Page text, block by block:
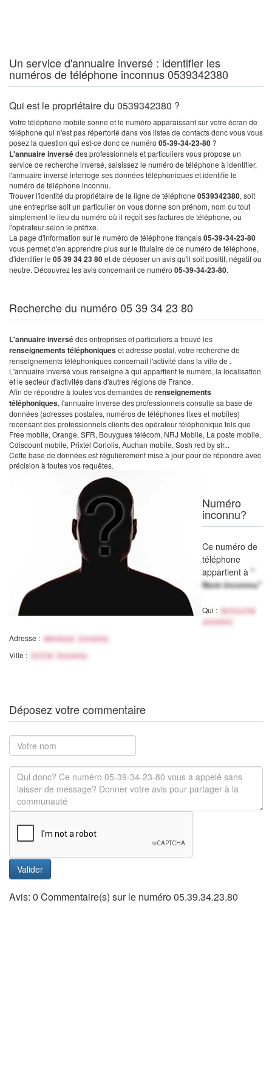
Un service d'annuaire inversé : identifier les
numéros de téléphone inconnus 0539342380
Qui est le propriétaire du 0539342380 ?
Votre téléphone mobile sonne et le numéro apparaissant sur votre écran de
téléphone qui n'est pas répertorié dans vos listes de contacts donc vous vous
posez la question qui est-ce donc ce numéro 05-39-34-23-80 ?
L'annuaire inversédes professionnels et particuliers vous propose un
service de recherche inversé, saisissez le numéro de téléphone à identifier,
l'annuaire inversé interroge ses données téléphoniques et identifie le
numéro de téléphone inconnu.
Trouver l'identité du propriétaire de la ligne de téléphone 0539342380, soit
une entreprise soit un particulier on vous donne son prénom, nom ou tout
simplement le lieu du numéro où il reçoit ses factures de téléphone, ou
l'opérateur selon le préfixe.
La page d'information sur le numéro de téléphone français05-39-34-23-80
vous permet d'en apprendre plus sur le titulaire de ce numéro de téléphone,
d'identifier le 05 39 34 23 80et de déposer un avis qu'il soit positif, négatif ou
neutre. Découvrez les avis concernant ce numéro 05-39-34-23-80.
Recherche du numéro 05 39 34 23 80
L'annuaire inversédes entreprises et particuliers a trouvé les
renseignements téléphoniqueset adresse postal, votre recherche de
renseignements téléphoniques concernait l'activité dans la ville de .
L'annuaire inversé vous renseigne à qui appartient le numéro, la localisation
et le secteur d'activités dans d'autres régions de France.
Afin de répondre à toutes vos demandes de renseignements
téléphoniques, l'annuaire inverse des professionnels consulte sa base de
données (adresses postales, numéros de téléphones fixes et mobiles)
recensant des professionnels clients des opérateur téléphonique tels que
Free mobile, Orange, SFR, Bouygues télécom, NRJ Mobile, La poste mobile,
Cdiscount mobile, Prixtel Coriolis, Auchan mobile, Sosh red by sfr...
Cette base de données est régulièrement mise à jour pour de répondre avec
précision à toutes vos requêtes.
Numéro
inconnu?
Ce numéro de
téléphone
appartient à "
Nom inconnu"
Qui :
Activité
inconnu
Adresse : Adresse inconnu
Ville : Ville Inconnu
Déposez votre commentaire
Valider
Avis: 0 Commentaire(s) sur le numéro 05.39.34.23.80